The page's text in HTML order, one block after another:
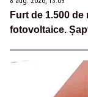
Furt de 1.500
fotovoltaice.